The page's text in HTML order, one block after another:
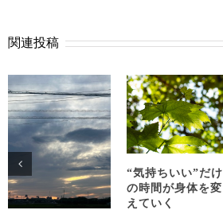
関連投稿
“気持ちいい”だけ
の時間が身体を変
えていく